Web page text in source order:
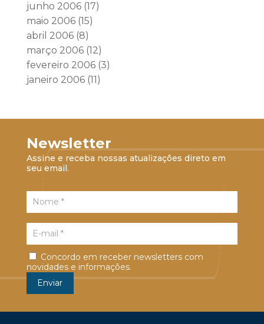
junho 2006(17)
maio 2006(15)
abril 2006(8)
março 2006(12)
fevereiro 2006(3)
janeiro 2006(11)
Newsletter
Assine e receba nossas atualizações direto em
seu email.
Concordo em receber newsletters com
novidades e informações.